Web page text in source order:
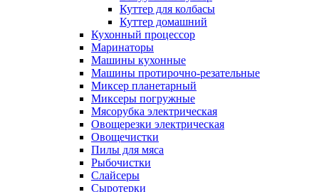
Куттер для колбасы
Куттер домашний
Кухонный процессор
Маринаторы
Машины кухонные
Машины протирочно-резательные
Миксер планетарный
Миксеры погружные
Мясорубка электрическая
Овощерезки электрическая
Овощечистки
Пилы для мяса
Рыбочистки
Слайсеры
Сыротерки